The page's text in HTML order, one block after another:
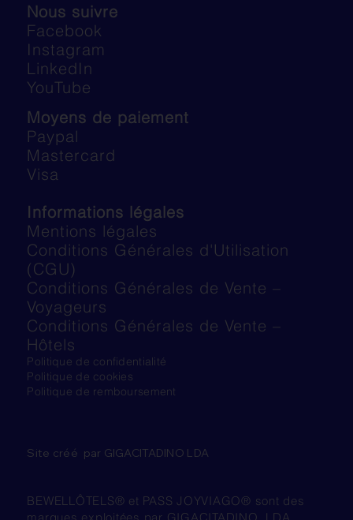
Informations légales
Mentions légales
Conditions Générales d'Utilisation
(CGU)
Conditions Générales de Vente –
Voyageurs
Conditions Générales de Vente –
Hôtels
Politique de confidentialité
Politique de cookies
Politique de remboursement
Nous suivre
Facebook
Instagram
LinkedIn
YouTube
Moyens de paiement
Paypal
Mastercard
Visa
Site créé par GIGACITADINO LDA
BEWELLÔTELS® et PASS JOYVIAGO® sont des